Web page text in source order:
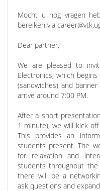
Mocht u nog vragen
bereiken via
Dear partner,
We are pleased to
Electronics, which
(sandwiches) and
arrive around 7:00 PM.
After a short
1 minute), we will kick
This provides an
students present. The
for relaxation and
students throughout the
there will be a
ask questions and